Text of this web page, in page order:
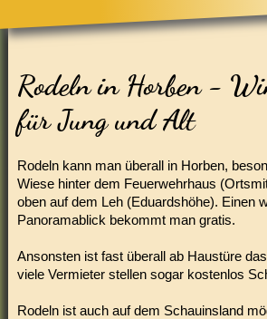
Rodeln in Horben -
für Jung und Alt
Rodeln kann man überall in Horben,
Wiese hinter dem Feuerwehrhaus
oben auf dem Leh (Eduardshöhe). Einen
Panoramablick bekommt man gratis.
Ansonsten ist fast überall ab Haustüre
viele Vermieter stellen sogar kostenlos
Rodeln ist auch auf dem Schauinsland